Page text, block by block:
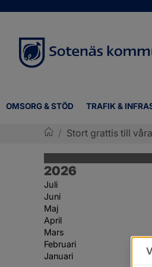
OMSORG & STÖD TRAFIK &
/ Stort grattis till
År:
2026
Juli
Juni
Maj
April
Mars
Februari
Januari